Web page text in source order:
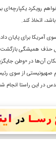
رویکرد یکپارچه‌ای
اتخاذ کند.
آمریکا برای پایان
حذف همیشگی بازگشت
و اسکان آن‌ها در «وطن
صهیونیستی از سوی
در این راستا انجام